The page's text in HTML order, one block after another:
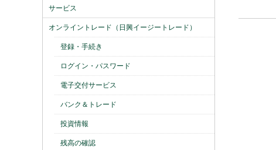
サービス
オンライントレード（日興イージートレード）
登録・手続き
ログイン・パスワード
電子交付サービス
バンク＆トレード
投資情報
残高の確認